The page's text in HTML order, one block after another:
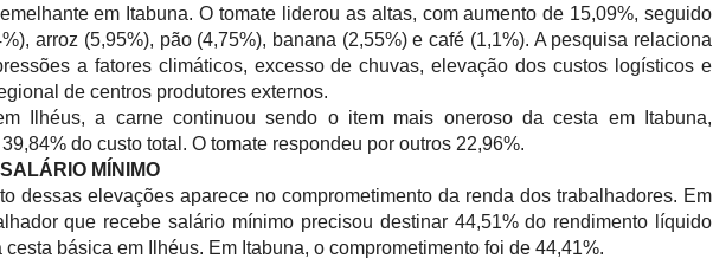
em Itabuna. O tomate liderou as altas, com aumento de 15,09%, seguido
arroz (5,95%), pão (4,75%), banana (2,55%) e café (1,1%). A pesquisa relaciona
a fatores climáticos, excesso de chuvas, elevação dos custos logísticos e
de centros produtores externos.
Ilhéus, a carne continuou sendo o item mais oneroso da cesta em Itabuna,
do custo total. O tomate respondeu por outros 22,96%.
SALÁRIO MÍNIMO
dessas elevações aparece no comprometimento da renda dos trabalhadores. Em
que recebe salário mínimo precisou destinar 44,51% do rendimento líquido
cesta básica em Ilhéus. Em Itabuna, o comprometimento foi de 44,41%.